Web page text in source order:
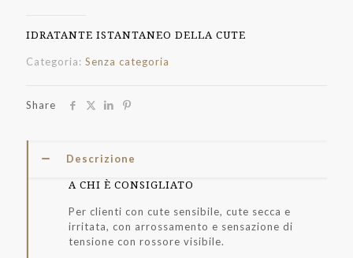
IDRATANTE ISTANTANEO DELLA CUTE
Categoria: Senza categoria
Share
Descrizione
A CHI È CONSIGLIATO
Per clienti con cute sensibile, cute secca e
irritata, con arrossamento e sensazione di
tensione con rossore visibile.